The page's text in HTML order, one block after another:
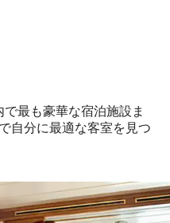
最も豪華な宿泊施設ま
自分に最適な客室を見つ